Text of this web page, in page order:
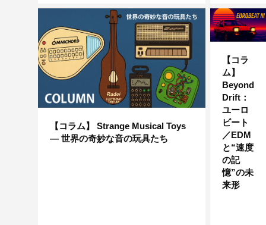
【コラム】 Strange Musical Toys
— 世界の奇妙な音の玩具たち
【コラ
ム】
Beyond
Drift：
ユーロ
ビート
／EDM
と“速度
の記
憶”の未
来形